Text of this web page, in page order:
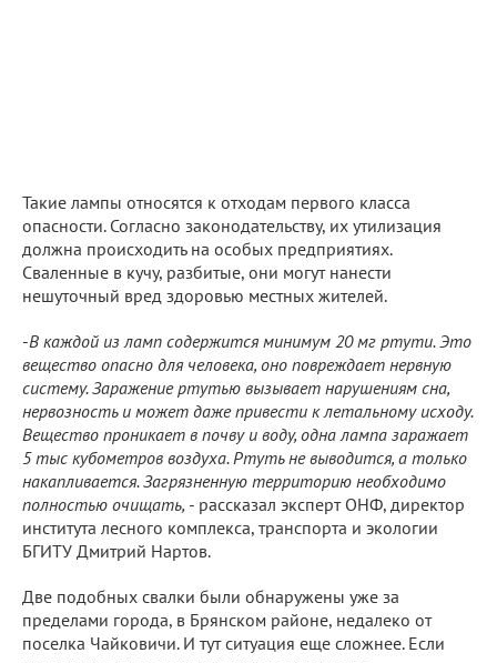
Такие лампы относятся к отходам первого класса
опасности. Согласно законодательству, их утилизация
должна происходить на особых предприятиях.
Сваленные в кучу, разбитые, они могут нанести
нешуточный вред здоровью местных жителей.
-В каждой из ламп содержится минимум 20 мг ртути. Это
вещество опасно для человека, оно повреждает нервную
систему. Заражение ртутью вызывает нарушениям сна,
нервозность и может даже привести к летальному исходу.
Вещество проникает в почву и воду, одна лампа заражает
5 тыс кубометров воздуха. Ртуть не выводится, а только
накапливается. Загрязненную территорию необходимо
полностью очищать, - рассказал эксперт ОНФ, директор
института лесного комплекса, транспорта и экологии
БГИТУ Дмитрий Нартов.
Две подобных свалки были обнаружены уже за
пределами города, в Брянском районе, недалеко от
поселка Чайковичи. И тут ситуация еще сложнее. Если